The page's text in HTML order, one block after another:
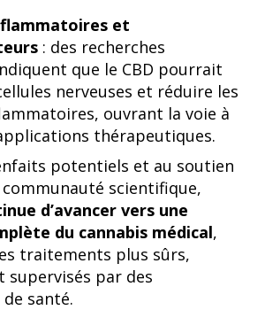
et
: des recherches
que le CBD pourrait
nerveuses et réduire les
ouvrant la voie à
thérapeutiques.
potentiels et au soutien
scientifique,
d’avancer vers une
du cannabis médical,
traitements plus sûrs,
supervisés par des
santé.